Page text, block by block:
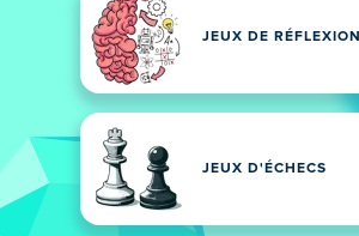
JEUX DE RÉFLEXION
JEUX D'ÉCHECS